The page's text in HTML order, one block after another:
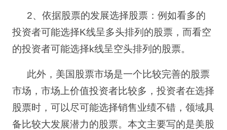
2、依据股票的发展选择股票 ：例如看多的
投资者可能选择K线呈多头排列的股票，而看空
的投资者可能选择k线呈空头排列的股票。
此外，美国股票市场是一个比较完善的股票
市场，市场上价值投资者比较多，投资者在选择
股票时，可以尽可能选择销售业绩不错，领域具
备比较大发展潜力的股票。本文主要写的是美股